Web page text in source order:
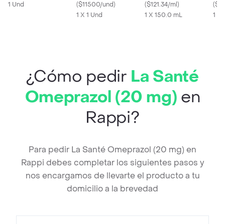
1 Und
($11500/und)
1 X 1 Und
Oral
($121.34/ml)
1 X 150.0 mL
(
1 X
¿Cómo pedir La Santé
Omeprazol (20 mg) en
Rappi?
Para pedir La Santé Omeprazol (20 mg) en
Rappi debes completar los siguientes pasos y
nos encargamos de llevarte el producto a tu
domicilio a la brevedad